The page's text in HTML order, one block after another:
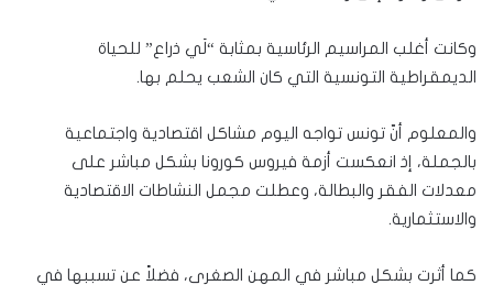
وكانت أغلب المراسيم الرئاسية بمثابة “لَي ذراع” للحياة
الديمقراطية التونسية التي كان الشعب يحلم بها.
والمعلوم أنّ تونس تواجه اليوم مشاكل اقتصادية واجتماعية
بالجملة، إذ انعكست أزمة فيروس كورونا بشكل مباشر على
معدلات الفقر والبطالة، وعطلت مجمل النشاطات الاقتصادية
والاستثمارية.
كما أثرت بشكل مباشر في المهن الصغرى، فضلاً عن تسببها في